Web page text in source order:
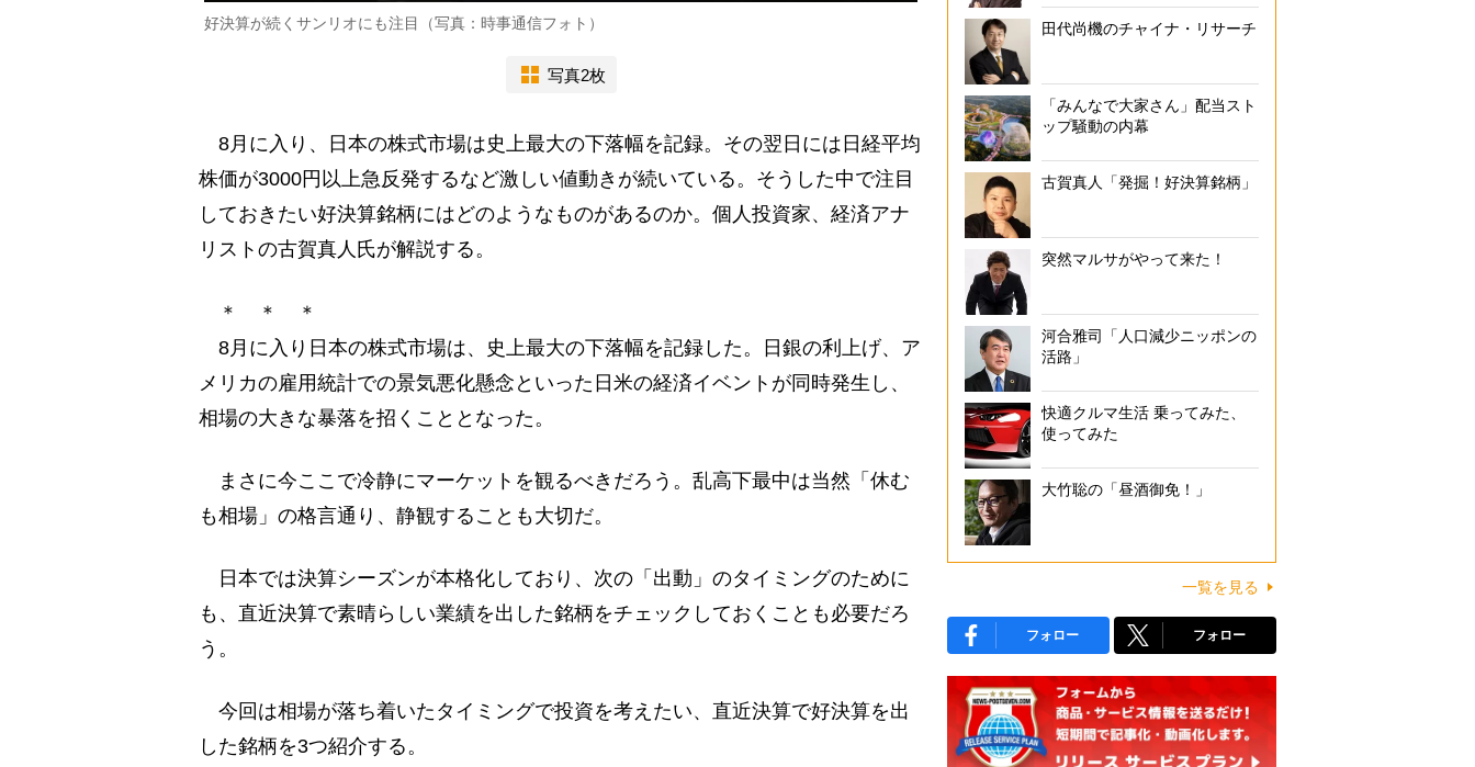
好決算が続くサンリオにも注目（写真：時事通信フォト）
写真2枚
8月に入り、日本の株式市場は史上最大の下落幅を記録。その翌日には日経平均
株価が3000円以上急反発するなど激しい値動きが続いている。そうした中で注目
しておきたい好決算銘柄にはどのようなものがあるのか。個人投資家、経済アナ
リストの古賀真人氏が解説する。
＊ ＊ ＊
8月に入り日本の株式市場は、史上最大の下落幅を記録した。日銀の利上げ、ア
メリカの雇用統計での景気悪化懸念といった日米の経済イベントが同時発生し、
相場の大きな暴落を招くこととなった。
まさに今ここで冷静にマーケットを観るべきだろう。乱高下最中は当然「休む
も相場」の格言通り、静観することも大切だ。
日本では決算シーズンが本格化しており、次の「出動」のタイミングのために
も、直近決算で素晴らしい業績を出した銘柄をチェックしておくことも必要だろ
う。
今回は相場が落ち着いたタイミングで投資を考えたい、直近決算で好決算を出
した銘柄を3つ紹介する。
田代尚機のチャイナ・リサーチ
「みんなで大家さん」配当スト
ップ騒動の内幕
古賀真人「発掘！好決算銘柄」
突然マルサがやって来た！
河合雅司「人口減少ニッポンの
活路」
快適クルマ生活 乗ってみた、
使ってみた
大竹聡の「昼酒御免！」
一覧を見る
フォロー フォロー